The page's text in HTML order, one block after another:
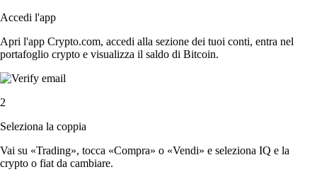
Accedi l'app
Apri l'app Crypto.com, accedi alla sezione dei tuoi conti, entra nel
portafoglio crypto e visualizza il saldo di Bitcoin.
2
Seleziona la coppia
Vai su «Trading», tocca «Compra» o «Vendi» e seleziona IQ e la
crypto o fiat da cambiare.